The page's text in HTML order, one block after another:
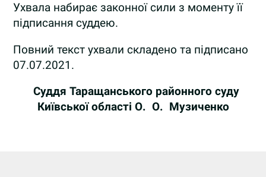
Ухвала набирає законної сили з моменту її
підписання суддею.
Повний текст ухвали складено та підписано
07.07.2021.
Суддя Таращанського районного суду
Київської області О. О. Музиченко